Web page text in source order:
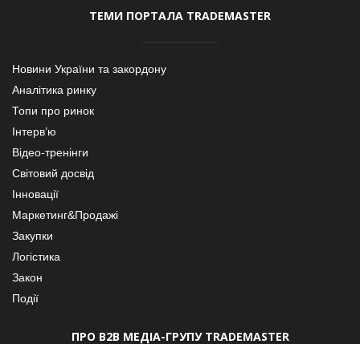
ТЕМИ ПОРТАЛА TRADEMASTER
Новини України та закордону
Аналітика ринку
Топи про ринок
Інтерв’ю
Відео-тренінги
Світовий досвід
Інновації
Маркетинг&Продажі
Закупки
Логістика
Закон
Події
ПРО В2В МЕДІА-ГРУПУ TRADEMASTER